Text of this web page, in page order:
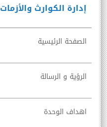
إدارة الكوارث والأزمات
الصفحة الرئيسية
الرؤية و الرسالة
اهداف الوحدة